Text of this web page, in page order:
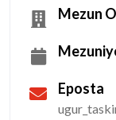
Mezun
Eposta